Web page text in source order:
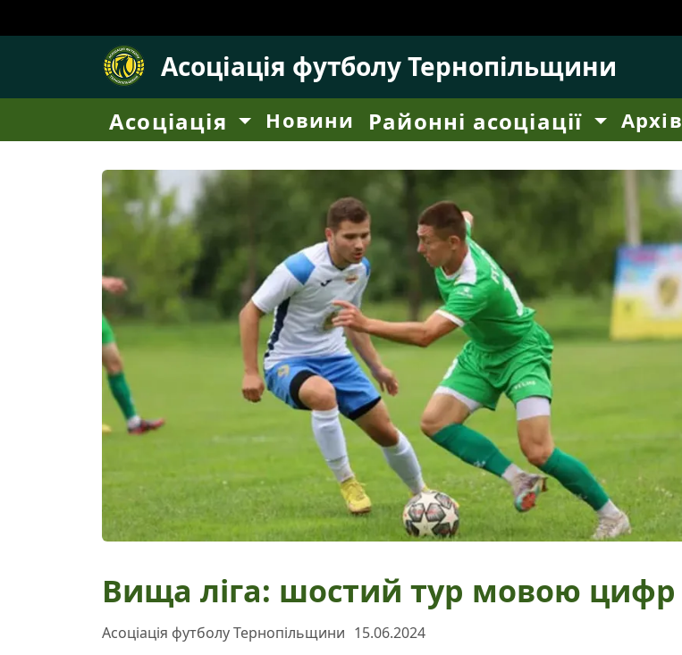
Асоціація футболу Тернопільщини
Асоціація Новини Районні асоціації Архів
Вища ліга: шостий тур мовою цифр
Асоціація футболу Тернопільщини 15.06.2024